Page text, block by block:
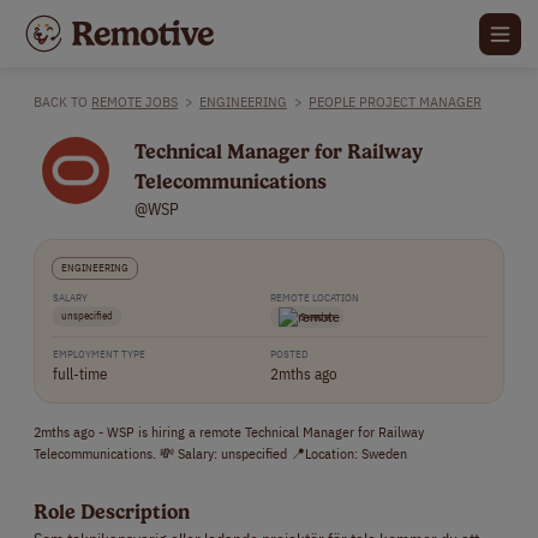
BACK TO REMOTE JOBS > ENGINEERING > PEOPLE PROJECT MANAGER
Technical Manager for Railway
Telecommunications
@WSP
ENGINEERING
SALARY
unspecified
REMOTE LOCATION
Sweden
EMPLOYMENT TYPE
full-time
POSTED
2mths ago
2mths ago - WSP is hiring a remote Technical Manager for Railway
Telecommunications. 💸 Salary: unspecified 📍Location: Sweden
Role Description